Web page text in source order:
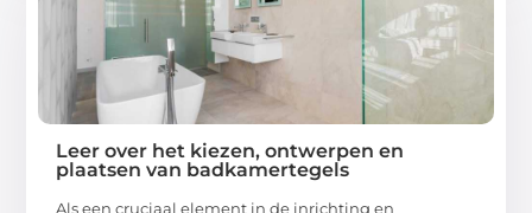
Leer over het kiezen, ontwerpen en
plaatsen van badkamertegels
Als een cruciaal element in de inrichting en